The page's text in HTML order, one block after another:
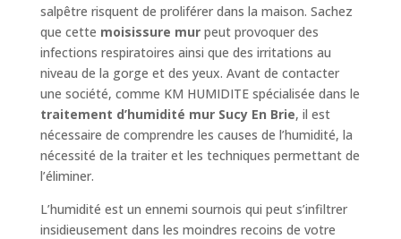
salpêtre risquent de proliférer dans la maison. Sachez
que cette moisissure murpeut provoquer des
infections respiratoires ainsi que des irritations au
niveau de la gorge et des yeux. Avant de contacter
une société, comme KM HUMIDITE spécialisée dans le
traitement d’humidité mur Sucy En Brie, il est
nécessaire de comprendre les causes de l’humidité, la
nécessité de la traiter et les techniques permettant de
l’éliminer.
L’humidité est un ennemi sournois qui peut s’infiltrer
insidieusement dans les moindres recoins de votre